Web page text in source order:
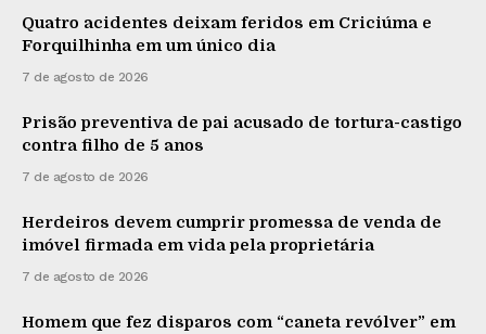
Quatro acidentes deixam feridos em Criciúma e
Forquilhinha em um único dia
7 de agosto de 2026
Prisão preventiva de pai acusado de tortura-castigo
contra filho de 5 anos
7 de agosto de 2026
Herdeiros devem cumprir promessa de venda de
imóvel firmada em vida pela proprietária
7 de agosto de 2026
Homem que fez disparos com “caneta revólver” em